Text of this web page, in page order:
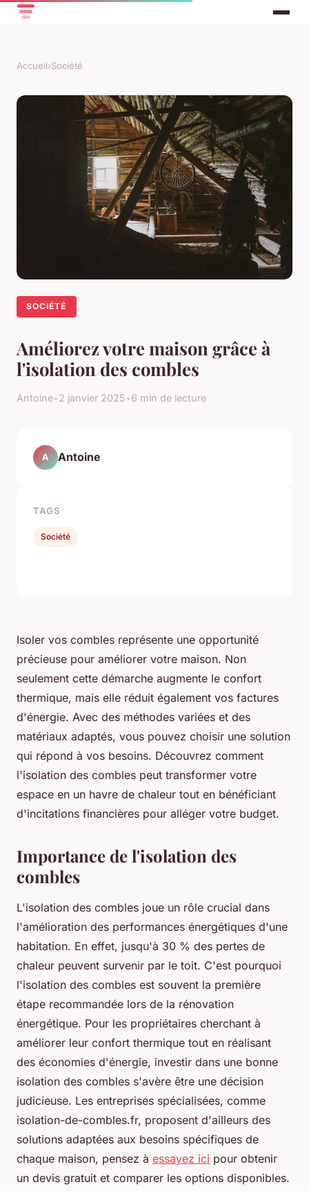
Accueil›Société
SOCIÉTÉ
Améliorez votre maison grâce à
l'isolation des combles
Antoine•2 janvier 2025•6 min de lecture
Isoler vos combles représente une opportunité
précieuse pour améliorer votre maison. Non
seulement cette démarche augmente le confort
thermique, mais elle réduit également vos factures
d'énergie. Avec des méthodes variées et des
matériaux adaptés, vous pouvez choisir une solution
qui répond à vos besoins. Découvrez comment
l'isolation des combles peut transformer votre
espace en un havre de chaleur tout en bénéficiant
d'incitations financières pour alléger votre budget.
Importance de l'isolation des
combles
L'isolation des combles joue un rôle crucial dans
l'amélioration des performances énergétiques d'une
habitation. En effet, jusqu'à 30 % des pertes de
chaleur peuvent survenir par le toit. C'est pourquoi
l'isolation des combles est souvent la première
étape recommandée lors de la rénovation
énergétique. Pour les propriétaires cherchant à
améliorer leur confort thermique tout en réalisant
des économies d'énergie, investir dans une bonne
isolation des combles s'avère être une décision
judicieuse. Les entreprises spécialisées, comme
isolation-de-combles.fr, proposent d'ailleurs des
solutions adaptées aux besoins spécifiques de
chaque maison, pensez à essayez ici pour obtenir
un devis gratuit et comparer les options disponibles.
A Antoine
TAGS
Société